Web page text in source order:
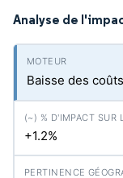
Analyse de
Baisse des
+1.2%